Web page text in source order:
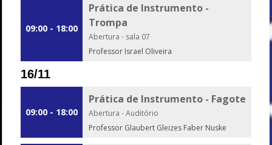
09:00 - 18:00
Prática de Instrumento -
Trompa
Abertura · sala 07
Professor Israel Oliveira
16/11
09:00 - 18:00
Prática de Instrumento - Fagote
Abertura · Auditório
Professor Glaubert Gleizes Faber Nuske